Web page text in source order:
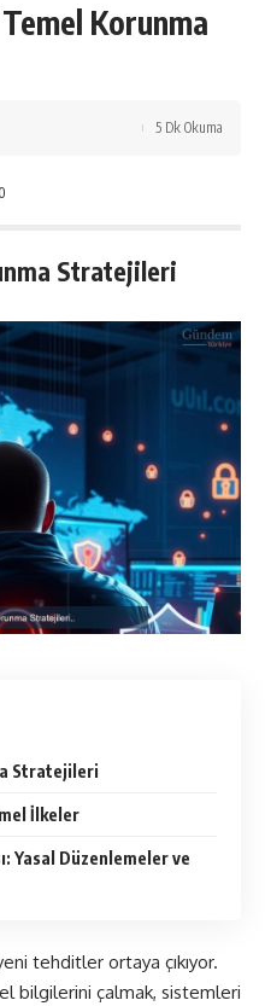
Korunma
5 Dk Okuma
Stratejileri
Stratejileri
İlkeler
Yasal Düzenlemeler ve
tehditler ortaya çıkıyor.
bilgilerini çalmak, sistemleri